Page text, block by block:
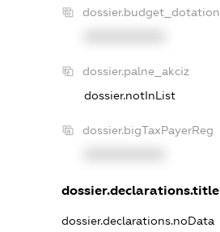
dossier.budget_dotation
dossier.palne_akciz
dossier.notInList
dossier.bigTaxPayerReg
dossier.declarations.title
dossier.declarations.noData